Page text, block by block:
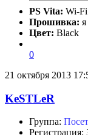
PS Vita: Wi-Fi
Прошивка:
Цвет: Black
0
21 октября 2013
KeSTLeR
Группа:
Регистрация: